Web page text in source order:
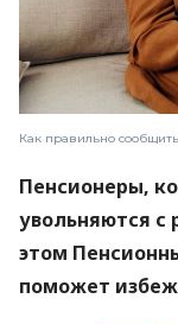
Как правильно
Пенсионеры,
увольняются
этом
поможет